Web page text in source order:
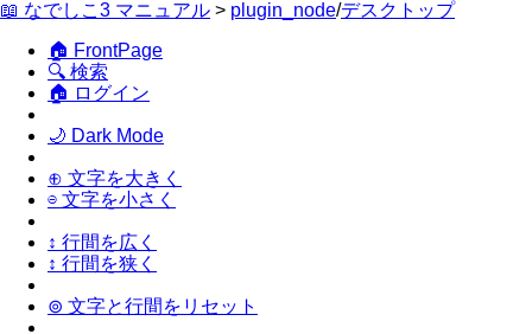
📖 なでしこ3 マニュアル > plugin_node/デスクトップ
🏠 FrontPage
🔍 検索
🏠 ログイン
🌙 Dark Mode
⊕ 文字を大きく
⊖ 文字を小さく
↕ 行間を広く
↕ 行間を狭く
⊚ 文字と行間をリセット